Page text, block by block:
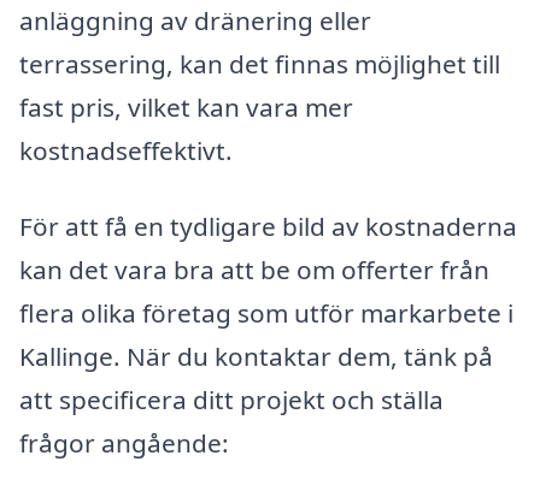
anläggning av dränering eller
terrassering, kan det finnas möjlighet till
fast pris, vilket kan vara mer
kostnadseffektivt.
För att få en tydligare bild av kostnaderna
kan det vara bra att be om offerter från
flera olika företag som utför markarbete i
Kallinge. När du kontaktar dem, tänk på
att specificera ditt projekt och ställa
frågor angående: